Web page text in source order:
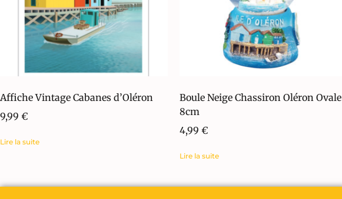
Affiche Vintage Cabanes d’Oléron
9,99 €
Lire la suite
Boule Neige Chassiron Oléron Ovale
8cm
4,99 €
Lire la suite